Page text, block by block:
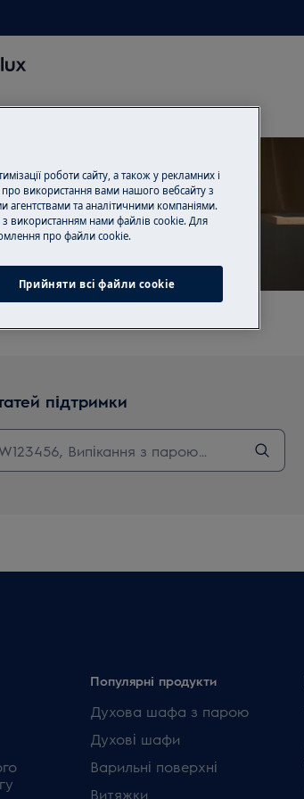
для одягу
підтримки
Популярні продукти
Духова шафа з парою
Духові шафи
Варильні поверхні
Витяжки
роботи сайту, а також у рекламних і
використання вами нашого вебсайту з
та аналітичними компаніями.
використанням нами файлів cookie. Для
прo файли cookie.
Прийняти всі файли сookie